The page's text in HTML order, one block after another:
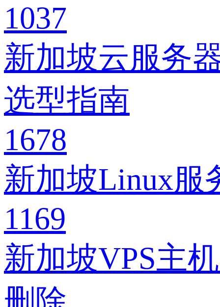
1037
新加坡云服务
选型指南
1678
新加坡Linux服
1169
新加坡VPS主